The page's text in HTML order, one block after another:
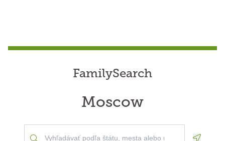
FamilySearch
Moscow